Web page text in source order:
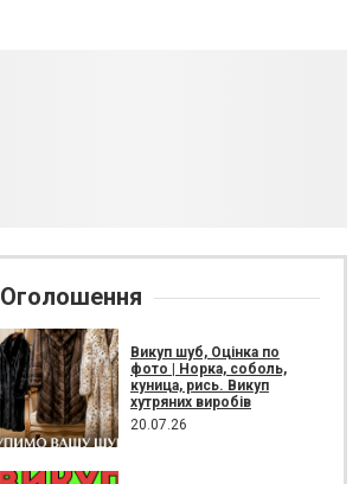
Оголошення
Викуп шуб, Оцінка по
фото | Норка, соболь,
куница, рись. Викуп
хутряних виробів
20.07.26